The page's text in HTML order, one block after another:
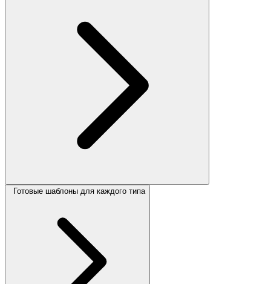
Готовые шаблоны для каждого типа